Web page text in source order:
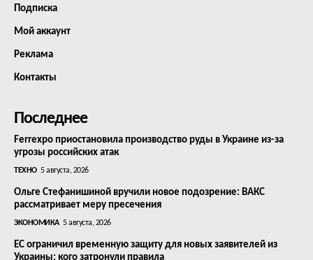
Подписка
Мой аккаунт
Реклама
Контакты
Последнее
Ferrexpo приостановила производство руды в Украине из-за
угрозы российских атак
ТЕХНО 5 августа, 2026
Ольге Стефанишиной вручили новое подозрение: ВАКС
рассматривает меру пресечения
ЭКОНОМИКА 5 августа, 2026
ЕС ограничил временную защиту для новых заявителей из
Украины: кого затронули правила